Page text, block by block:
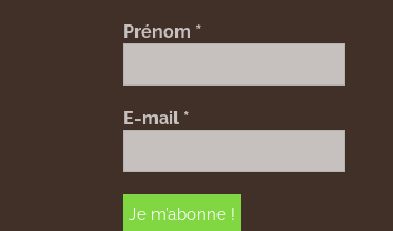
Prénom *
E-mail *